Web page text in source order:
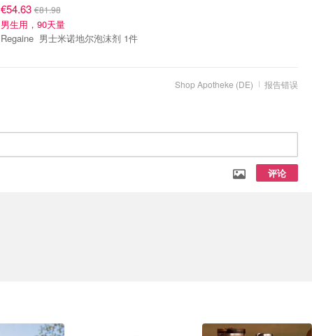
€54.63€81.98
男生用，90天量
Regaine 男士米诺地尔泡沫剂 1件
报告错误
Shop Apotheke (DE)
评论